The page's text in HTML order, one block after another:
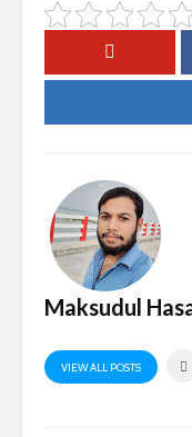
Maksudul
VIEW ALL POSTS